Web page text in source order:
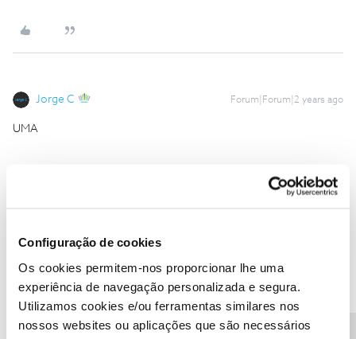
Configuração de cookies
Os cookies permitem-nos proporcionar lhe uma
experiência de navegação personalizada e segura.
Utilizamos cookies e/ou ferramentas similares nos
nossos websites ou aplicações que são necessários
Jorge C Forum|Forum|2 years ago
UMA
Ajude a comunidade do Fórum NOS com “Likes” e “Melhor
Resposta” nas soluções mais úteis. Siga o perfil para acompanhar
dicas, ajuda e novidades do Fórum NOS.